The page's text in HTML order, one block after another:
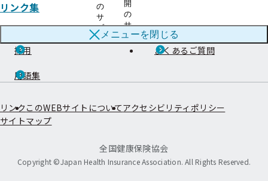
の
サ
ブ
メ
開
の
サ
ブ
メ
リンク集
メニューを閉じる
情報公開 お知らせ
採用 よくあるご質問
用語集
リンク このWEBサイトについてアクセシビリティポリシー
サイトマップ
全国健康保険協会
Copyright ©Japan Health Insurance Association. All Rights Reserved.